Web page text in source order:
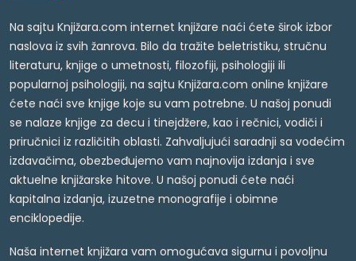
Na sajtu Knjižara.com internet knjižare naći ćete širok izbor
naslova iz svih žanrova. Bilo da tražite beletristiku, stručnu
literaturu, knjige o umetnosti, filozofiji, psihologiji ili
popularnoj psihologiji, na sajtu Knjižara.com online knjižare
ćete naći sve knjige koje su vam potrebne. U našoj ponudi
se nalaze knjige za decu i tinejdžere, kao i rečnici, vodiči i
priručnici iz različitih oblasti. Zahvaljujući saradnji sa vodećim
izdavačima, obezbeđujemo vam najnovija izdanja i sve
aktuelne knjižarske hitove. U našoj ponudi ćete naći
kapitalna izdanja, izuzetne monografije i obimne
enciklopedije.
Naša internet knjižara vam omogućava sigurnu i povoljnu